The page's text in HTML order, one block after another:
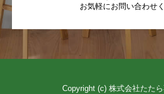
お気軽にお問い合わせ
Copyright (c) 株式会社たた